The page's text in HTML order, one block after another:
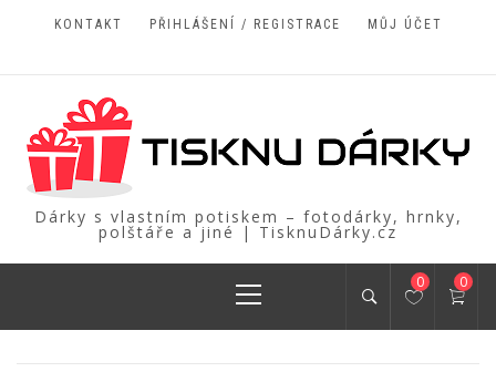
KONTAKT PŘIHLÁŠENÍ / REGISTRACE MŮJ ÚČET
Dárky s vlastním potiskem – fotodárky, hrnky,
polštáře a jiné | TisknuDárky.cz
Menu
0 0